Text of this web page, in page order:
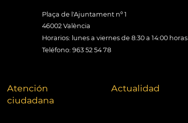
Plaça de l'Ajuntament nº 1
46002 València
Horarios: lunes a viernes de 8:30 a 14:00 horas
Teléfono: 963 52 54 78
Atención
ciudadana
Actualidad